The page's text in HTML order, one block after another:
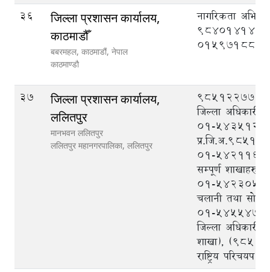
36
जिल्ला प्रशासन कार्यालय,
काठमाडौँ
बबरमहल, काठमाडौं, नेपाल
काठमाण्डौ
नागरिकता
015971880
37
जिल्ला प्रशासन कार्यालय,
ललितपुर
मानभवन ललितपुर
ललितपुर महानगरपालिका, ललितपुर
९८५१२२७७७७
जिल्ला अधिकारी),
०१-५४३५१२९
०१-
सम्पूर्ण
०१-५४२३०५१
चलानी तथा
०१-५४५५४७५
जिल्ला अधिकारी
शाखा),
राष्ट्रिय परिचयप